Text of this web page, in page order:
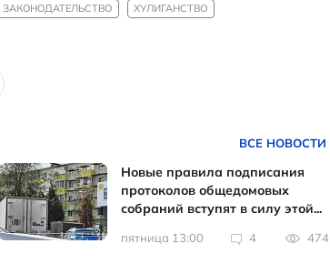
ЗАКОНОДАТЕЛЬСТВО
ХУЛИГАНСТВО
ВСЕ НОВОСТИ
Новые правила подписания
протоколов общедомовых
собраний вступят в силу этой...
пятница 13:00 4 474